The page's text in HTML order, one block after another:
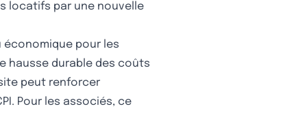
locatifs par une nouvelle
pour les
hausse durable des coûts
peut renforcer
Pour les associés, ce